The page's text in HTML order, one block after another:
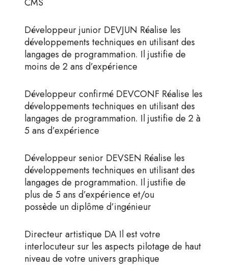
CMS
Développeur junior DEVJUN Réalise les
développements techniques en utilisant des
langages de programmation. Il justifie de
moins de 2 ans d’expérience
Développeur confirmé DEVCONF Réalise les
développements techniques en utilisant des
langages de programmation. Il justifie de 2 à
5 ans d’expérience
Développeur senior DEVSEN Réalise les
développements techniques en utilisant des
langages de programmation. Il justifie de
plus de 5 ans d’expérience et/ou
possède un diplôme d’ingénieur
Directeur artistique DA Il est votre
interlocuteur sur les aspects pilotage de haut
niveau de votre univers graphique